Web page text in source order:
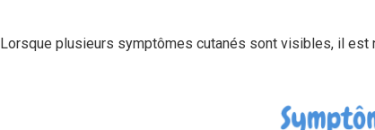
Lorsque plusieurs symptômes cutanés sont visibles, il